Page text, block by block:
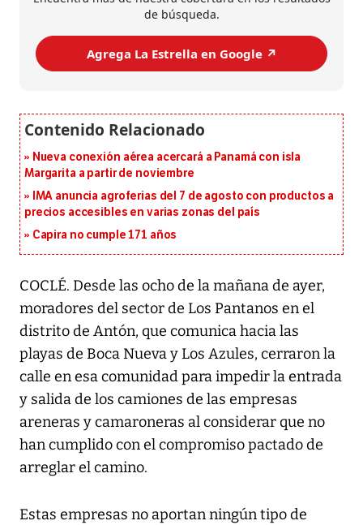
de búsqueda.
Agrega La Estrella en Google ↗️
Nueva conexión aérea acercará a Panamá con isla
Margarita a partir de noviembre
IMA anuncia agroferias del 7 de agosto con productos a
precios accesibles en varias zonas del país
Capira no cumple 171 años
COCLÉ. Desde las ocho de la mañana de ayer,
moradores del sector de Los Pantanos en el
distrito de Antón, que comunica hacia las
playas de Boca Nueva y Los Azules, cerraron la
calle en esa comunidad para impedir la entrada
y salida de los camiones de las empresas
areneras y camaroneras al considerar que no
han cumplido con el compromiso pactado de
arreglar el camino.
Estas empresas no aportan ningún tipo de